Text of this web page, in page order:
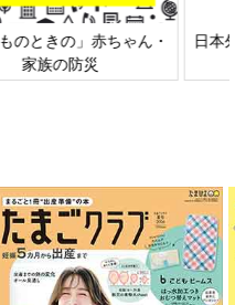
六星占術 細木かおりさんの人生
相談